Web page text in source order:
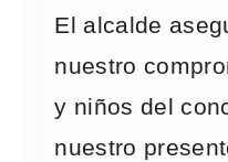
El alcalde
nuestro
y niños del
nuestro